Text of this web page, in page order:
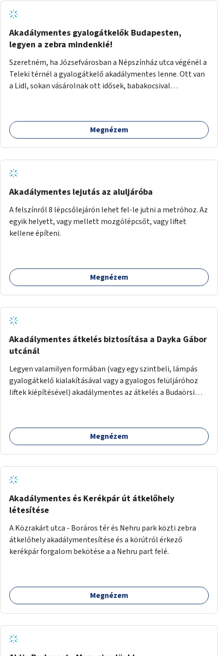
Akadálymentes gyalogátkelők Budapesten,
legyen a zebra mindenkié!
Szeretném, ha Józsefvárosban a Népszínház utca végénél a
Teleki térnél a gyalogátkelő akadálymentes lenne. Ott van
a Lidl, sokan vásárolnak ott idősek, babakocsival
csak elméletben legyen igaz
Megnézem
Akadálymentes lejutás az aluljáróba
A felszínről 8 lépcsőlejárón lehet fel-le jutni a metróhoz. Az
egyik helyett, vagy mellett mozgólépcsőt, vagy liftet
kellene építeni.
Megnézem
Akadálymentes átkelés biztosítása a Dayka Gábor
utcánál
Legyen valamilyen formában (vagy egy szintbeli, lámpás
gyalogátkelő kialakításával vagy a gyalogos felüljáróhoz
liftek kiépítésével) akadálymentes az átkelés a Budaörsi
Megnézem
Akadálymentes és Kerékpár út átkelőhely
létesítése
A Közrakárt utca - Boráros tér és Nehru park közti zebra
átkelőhely akadálymentesítése és a körútról érkező
kerékpár forgalom bekötése a a Nehru part felé.
Megnézem